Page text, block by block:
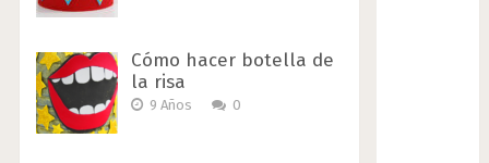
Cómo hacer botella de
la risa
9 Años 0